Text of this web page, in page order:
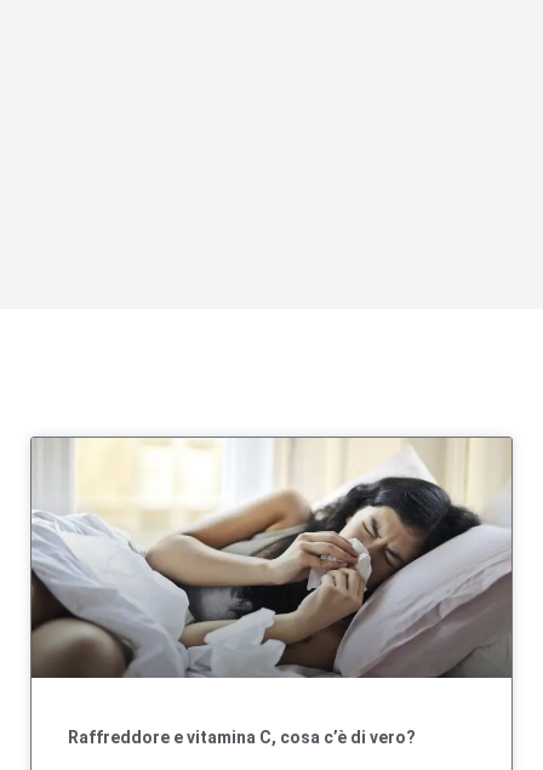
Raffreddore e vitamina C, cosa c’è di vero?